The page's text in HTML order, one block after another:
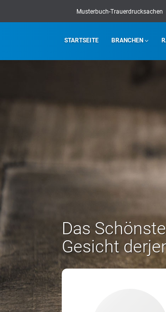
Musterbuch-Trauerdrucksachen
STARTSEITE BRANCHEN
Das
Gesicht